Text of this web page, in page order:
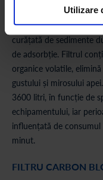
Utilizare
FILTRU PRECARBON
Acest filtru este utilizat
curățată de sedimente
de adsorbție. Filtrul
organice volatile,
gustului și mirosului
3600 litri, în funcție de
echipamentului, iar
influențată de
minut.
FILTRU CARBON